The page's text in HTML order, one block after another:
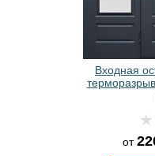
Входная
от